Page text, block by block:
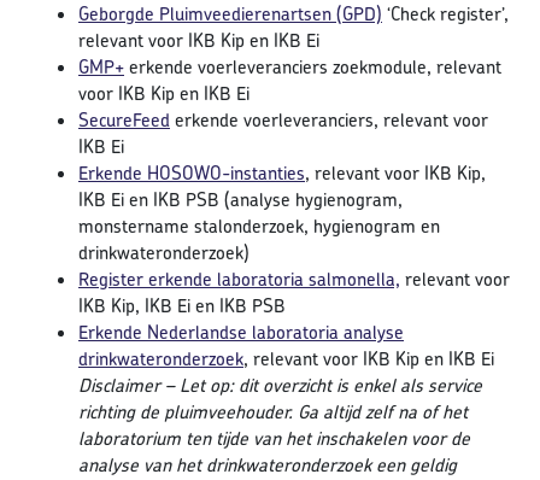
Geborgde Pluimveedierenartsen (GPD) ‘Check register’,
relevant voor IKB Kip en IKB Ei
GMP+erkende voerleveranciers zoekmodule, relevant
voor IKB Kip en IKB Ei
SecureFeederkende voerleveranciers, relevant voor
IKB Ei
Erkende HOSOWO-instanties, relevant voor IKB Kip,
IKB Ei en IKB PSB (analyse hygienogram,
monstername stalonderzoek, hygienogram en
drinkwateronderzoek)
Register erkende laboratoria salmonella, relevant voor
IKB Kip, IKB Ei en IKB PSB
Erkende Nederlandse laboratoria analyse
drinkwateronderzoek, relevant voor IKB Kip en IKB Ei
Disclaimer – Let op: dit overzicht is enkel als service
richting de pluimveehouder. Ga altijd zelf na of het
laboratorium ten tijde van het inschakelen voor de
analyse van het drinkwateronderzoek een geldig